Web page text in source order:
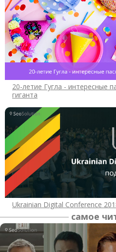
20-летие Гугла - интересные
гиганта
Ukrainian Digital Conference
самое